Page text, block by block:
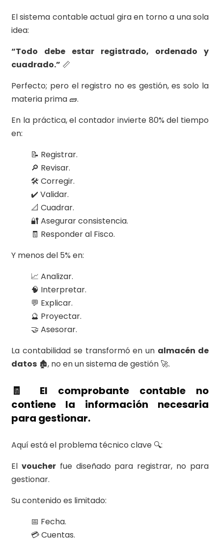
El sistema contable actual gira en torno a una sola
idea:
“Todo debe estar registrado, ordenado y
cuadrado.” 📏
Perfecto; pero el registro no es gestión, es solo la
materia prima 🧱.
En la práctica, el contador invierte 80% del tiempo
en:
📝 Registrar.
🔎 Revisar.
🛠️ Corregir.
✔️ Validar.
📐 Cuadrar.
🔐 Asegurar consistencia.
🧾 Responder al Fisco.
Y menos del 5% en:
📈 Analizar.
🧠 Interpretar.
💬 Explicar.
🔮 Proyectar.
🤝 Asesorar.
La contabilidad se transformó en un almacén de
datos 🏚️, no en un sistema de gestión 🚀.
🧾 El comprobante contable no
contiene la información necesaria
para gestionar.
Aquí está el problema técnico clave 🔍:
El voucherfue diseñado para registrar, no para
gestionar.
Su contenido es limitado:
📅 Fecha.
💳 Cuentas.